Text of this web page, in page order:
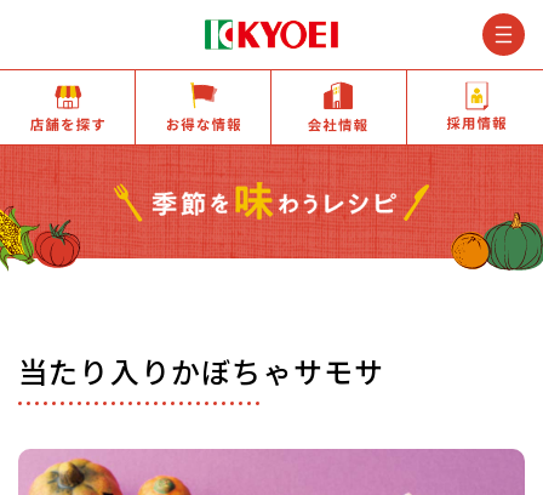
店舗を探す お得な情報 会社情報
当たり入りかぼちゃサモサ